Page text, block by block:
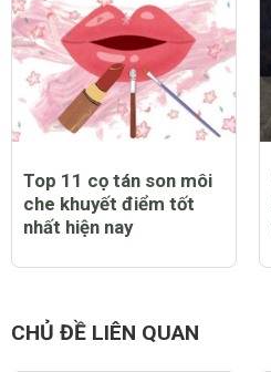
Top 11 cọ tán son môi
che khuyết điểm tốt
nhất hiện nay
CHỦ ĐỀ LIÊN QUAN